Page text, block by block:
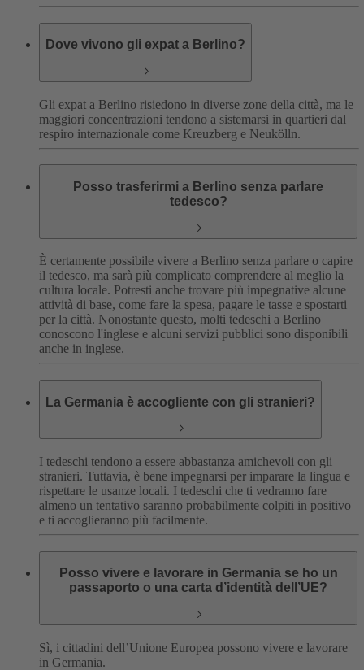
Dove vivono gli expat a Berlino?
Gli expat a Berlino risiedono in diverse zone della città, ma le
maggiori concentrazioni tendono a sistemarsi in quartieri dal
respiro internazionale come Kreuzberg e Neukölln.
Posso trasferirmi a Berlino senza parlare
tedesco?
È certamente possibile vivere a Berlino senza parlare o capire
il tedesco, ma sarà più complicato comprendere al meglio la
cultura locale. Potresti anche trovare più impegnative alcune
attività di base, come fare la spesa, pagare le tasse e spostarti
per la città. Nonostante questo, molti tedeschi a Berlino
conoscono l'inglese e alcuni servizi pubblici sono disponibili
anche in inglese.
La Germania è accogliente con gli stranieri?
I tedeschi tendono a essere abbastanza amichevoli con gli
stranieri. Tuttavia, è bene impegnarsi per imparare la lingua e
rispettare le usanze locali. I tedeschi che ti vedranno fare
almeno un tentativo saranno probabilmente colpiti in positivo
e ti accoglieranno più facilmente.
Posso vivere e lavorare in Germania se ho un
passaporto o una carta d’identità dell’UE?
Sì, i cittadini dell’Unione Europea possono vivere e lavorare
in Germania.